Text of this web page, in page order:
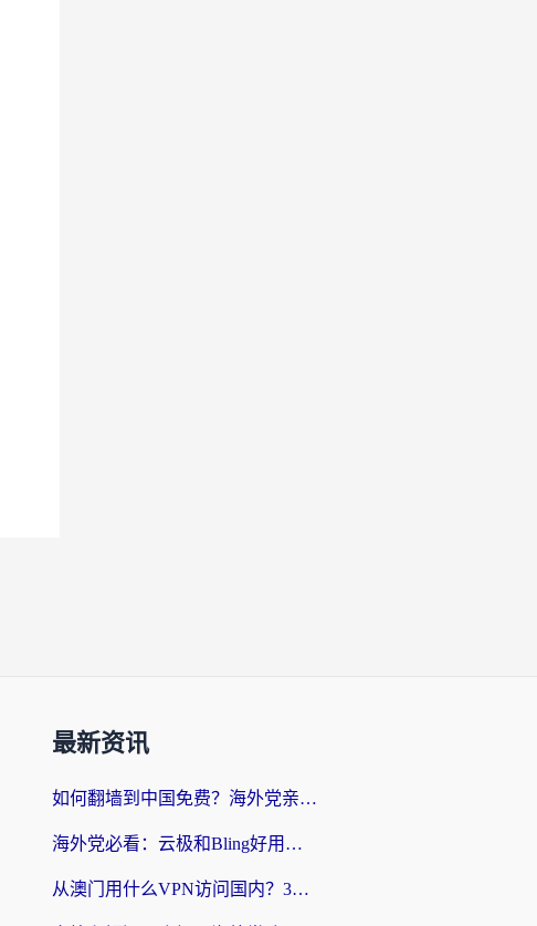
最新资讯
如何翻墙到中国免费？海外党亲测：从踩坑到选对加速器的全攻略
海外党必看：云极和Bling好用吗？3分钟教你选对回国加速器
从澳门用什么VPN访问国内？3个实用标准帮你避开坑，无缝刷剧听歌